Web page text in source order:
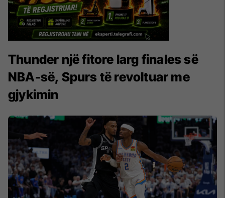
Thunder një fitore larg finales së
NBA-së, Spurs të revoltuar me
gjykimin